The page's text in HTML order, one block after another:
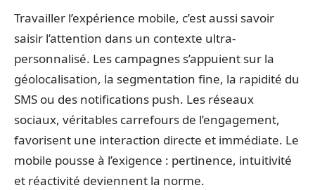
Travailler l’expérience mobile, c’est aussi savoir
saisir l’attention dans un contexte ultra-
personnalisé. Les campagnes s’appuient sur la
géolocalisation, la segmentation fine, la rapidité du
SMS ou des notifications push. Les réseaux
sociaux, véritables carrefours de l’engagement,
favorisent une interaction directe et immédiate. Le
mobile pousse à l’exigence : pertinence, intuitivité
et réactivité deviennent la norme.